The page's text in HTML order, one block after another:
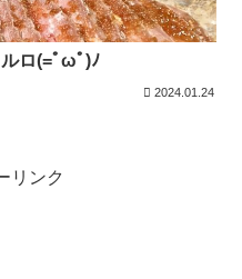
ロ(=ﾟωﾟ)ﾉ
2024.01.24
リンク